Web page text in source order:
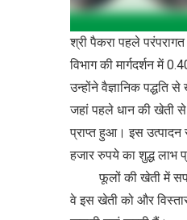
श्री पैकरा पहले
विभाग की मार्गदर्शन में
उन्होंने वैज्ञानिक पद्धति
जहां पहले धान की खेती
प्राप्त हुआ। इस
हजार रुपये का शुद्ध लाभ
फूलों की खेती में
वे इस खेती को और